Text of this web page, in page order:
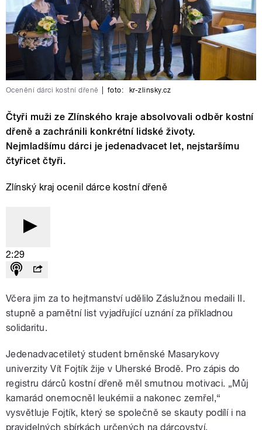
Ocenění dárci kostní dřeně foto: kr-zlinsky.cz
Čtyři muži ze Zlínského kraje absolvovali odběr kostní
dřeně a zachránili konkrétní lidské životy.
Nejmladšímu dárci je jedenadvacet let, nejstaršímu
čtyřicet čtyři.
Zlínský kraj ocenil dárce kostní dřeně
2:29
Včera jim za to hejtmanství udělilo Záslužnou medaili II.
stupně a pamětní list vyjadřující uznání za příkladnou
solidaritu.
Jedenadvacetiletý student brněnské Masarykovy
univerzity Vít Fojtík žije v Uherské Brodě. Pro zápis do
registru dárců kostní dřeně měl smutnou motivaci. „Můj
kamarád onemocněl leukémii a nakonec zemřel,“
vysvětluje Fojtík, který se společně se skauty podílí i na
pravidelných sbírkách určených na dárcovství.